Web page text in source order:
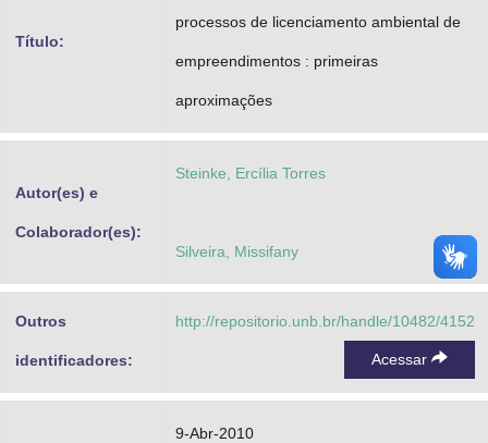
Título:
processos de licenciamento ambiental de
empreendimentos : primeiras
aproximações
Autor(es) e
Colaborador(es):
Steinke, Ercília Torres
Silveira, Missifany
Outros
identificadores:
http://repositorio.unb.br/handle/10482/4152
Acessar
9-Abr-2010